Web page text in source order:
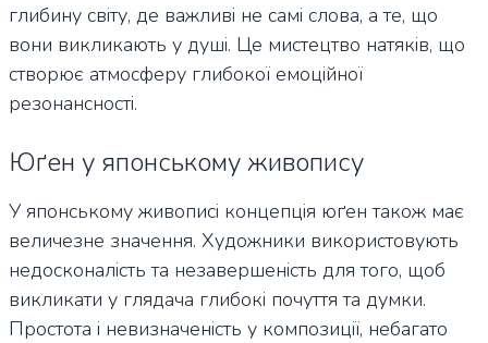
глибину світу, де важливі не самі слова, а те, що
вони викликають у душі. Це мистецтво натяків, що
створює атмосферу глибокої емоційної
резонансності.
Юґен у японському живопису
У японському живописі концепція юґен також має
величезне значення. Художники використовують
недосконалість та незавершеність для того, щоб
викликати у глядача глибокі почуття та думки.
Простота і невизначеність у композиції, небагато